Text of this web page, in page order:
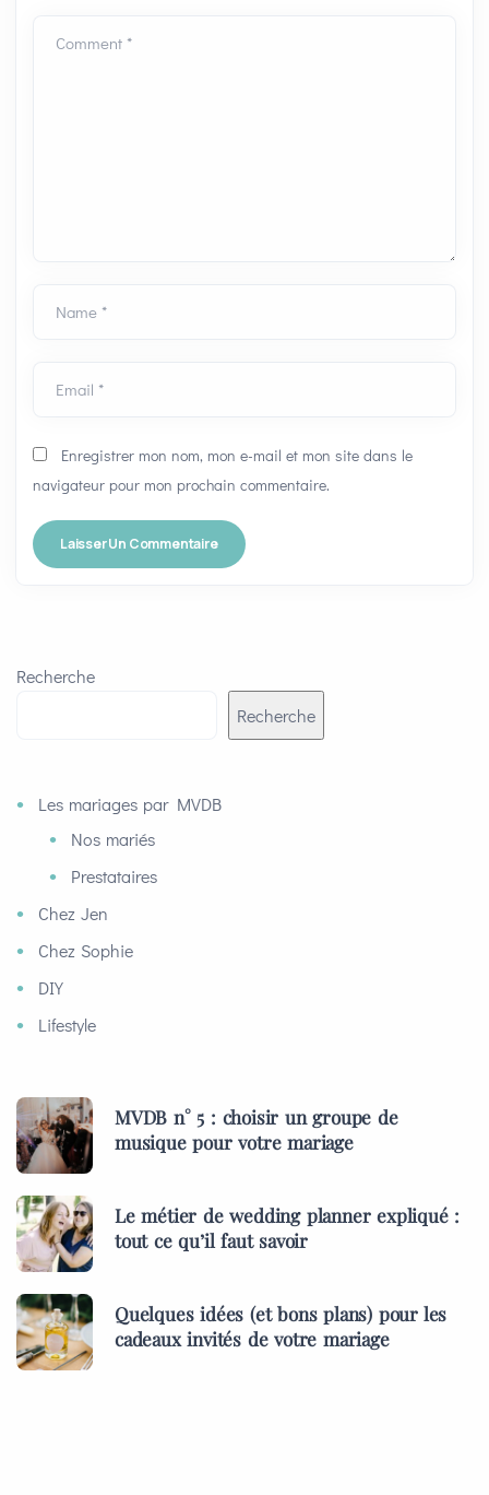
Comment *
Name *
Email *
Enregistrer mon nom, mon e-mail et mon site dans le
navigateur pour mon prochain commentaire.
Recherche
Recherche
Les mariages par MVDB
Nos mariés
Prestataires
Chez Jen
Chez Sophie
DIY
Lifestyle
MVDB n° 5 : choisir un groupe de
musique pour votre mariage
Le métier de wedding planner expliqué :
tout ce qu’il faut savoir
Quelques idées (et bons plans) pour les
cadeaux invités de votre mariage